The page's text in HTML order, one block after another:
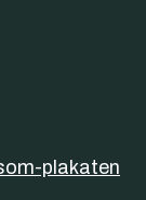
plakaten